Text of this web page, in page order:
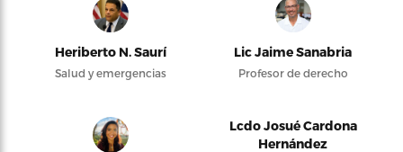
Heriberto N. Saurí
Salud y emergencias
Lic Jaime Sanabria
Profesor de derecho
Lcdo Josué Cardona
Hernández